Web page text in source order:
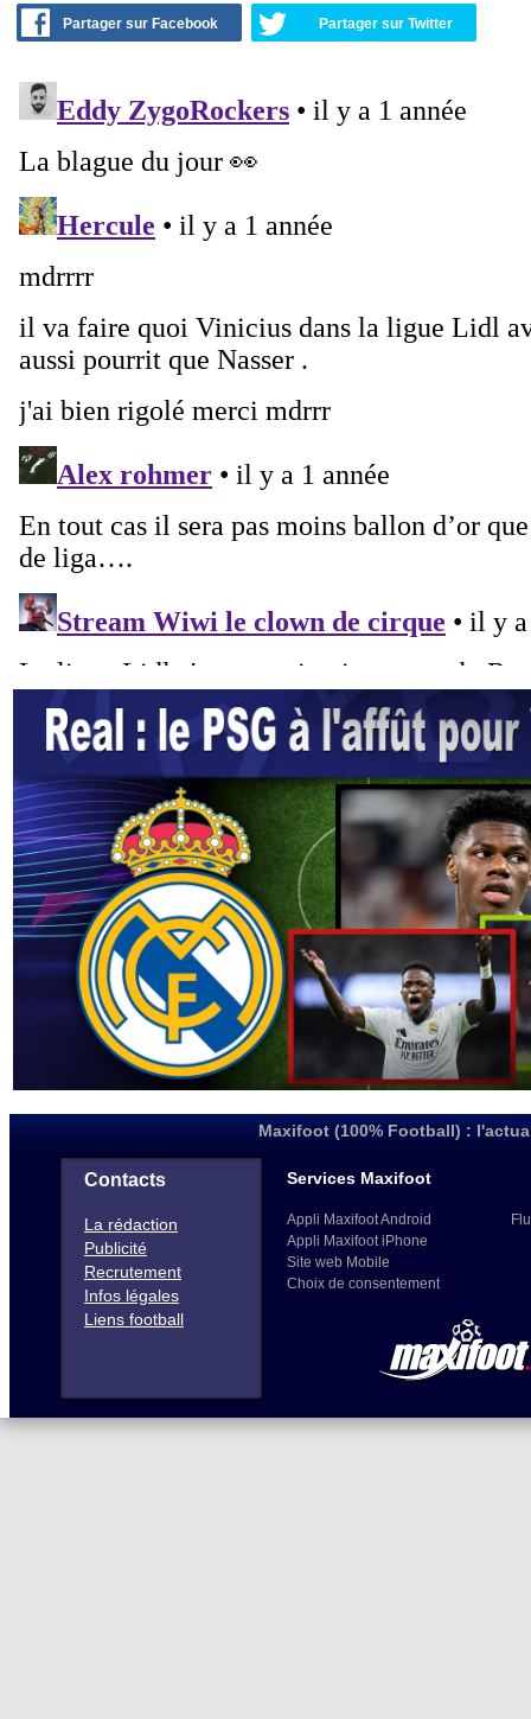
Partager sur Facebook Partager sur Twitter
Maxifoot (100% Football) :
Contacts
La rédaction
Publicité
Recrutement
Infos légales
Liens football
Services Maxifoot
Appli Maxifoot Android
Appli Maxifoot iPhone
Site web Mobile
Choix de consentement